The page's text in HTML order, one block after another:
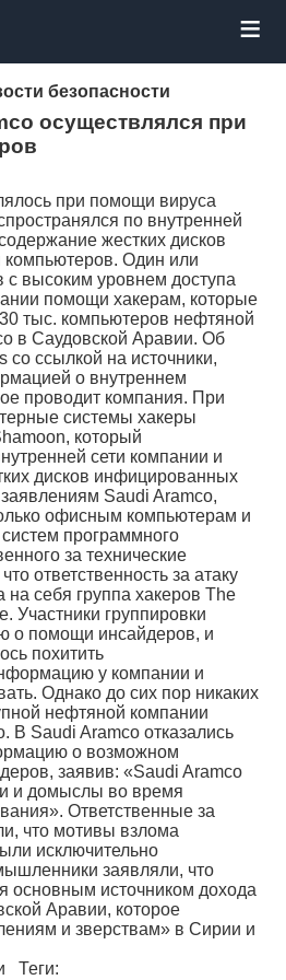
≡
безопасности
осуществлялся при
при помощи вируса
по внутренней
жестких дисков
Один или
с высоким уровнем доступа
помощи хакерам, которые
тыс. компьютеров нефтяной
в Саудовской Аравии. Об
со ссылкой на источники,
о внутреннем
проводит компания. При
системы хакеры
который
сети компании и
дисков инфицированных
Saudi Aramco,
офисным компьютерам и
программного
за технические
ответственность за атаку
на себя группа хакеров The
Участники группировки
о помощи инсайдеров, и
похитить
у компании и
Однако до сих пор никаких
нефтяной компании
В Saudi Aramco отказались
о возможном
заявив: «Saudi Aramco
и домыслы во время
Ответственные за
что мотивы взлома
исключительно
заявляли, что
основным источником дохода
Аравии, которое
и зверствам» в Сирии и
Теги: